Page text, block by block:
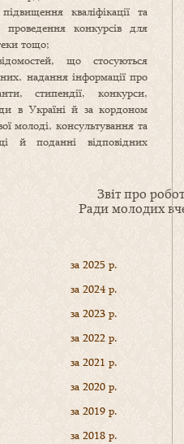
кваліфікації та
проведення конкурсів для
тощо;
що стосуються
надання інформації про
стипендії, конкурси,
в Україні й за кордоном
молоді, консультування та
й поданні відповідних
Звіт про
Ради молодих
за 2025 р.
за 2024 р.
за 2023 р.
за 2022 р.
за 2021 р.
за 2020 р.
за 2019 р.
за 2018 р.